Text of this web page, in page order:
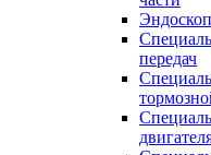
передач